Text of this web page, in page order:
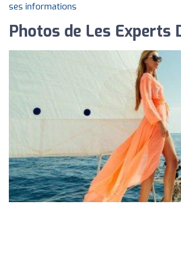
ses informations
Photos de Les Experts